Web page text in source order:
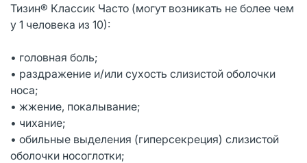
Тизин® Классик Часто (могут возникать не более чем
у 1 человека из 10):
• головная боль;
• раздражение и/или сухость слизистой оболочки
носа;
• жжение, покалывание;
• чихание;
• обильные выделения (гиперсекреция) слизистой
оболочки носоглотки;